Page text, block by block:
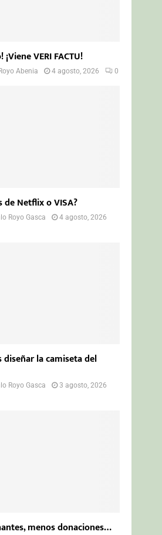
¡Viene VERI FACTU!
Abenia 4 agosto, 2026 0
de Netflix o VISA?
Royo Gasca
4 agosto, 2026
diseñar la camiseta del
Royo Gasca
3 agosto, 2026
menos donaciones…